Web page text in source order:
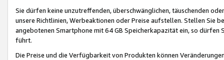
Sie dürfen keine unzutreffenden, überschwänglichen, täuschenden
unsere Richtlinien, Werbeaktionen oder Preise aufstellen. Stellen Sie
angebotenen Smartphone mit 64 GB Speicherkapazität ein, so dürfen
führt.
Die Preise und die Verfügbarkeit von Produkten können